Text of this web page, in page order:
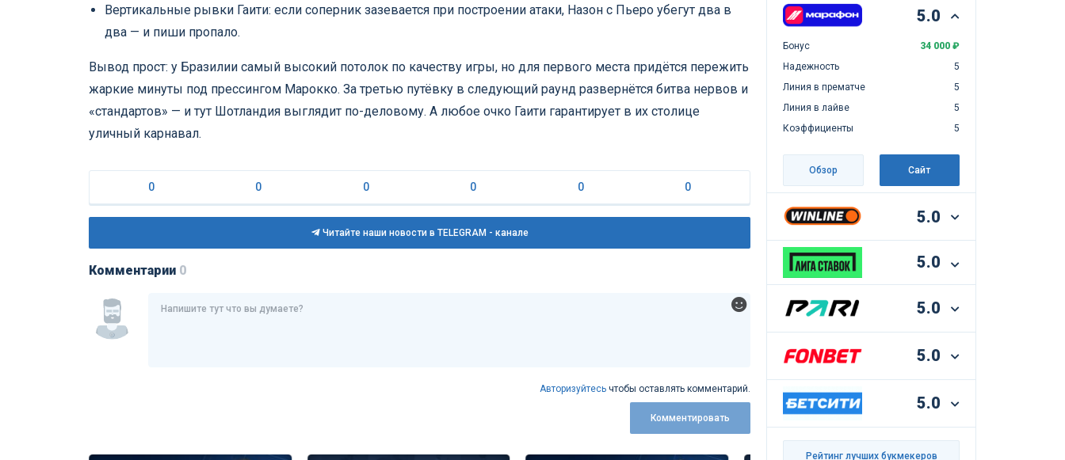
Вертикальные рывки Гаити: если соперник зазевается при построении атаки, Назон с Пьеро убегут два в
два — и пиши пропало.
Вывод прост: у Бразилии самый высокий потолок по качеству игры, но для первого места придётся пережить
жаркие минуты под прессингом Марокко. За третью путёвку в следующий раунд развернётся битва нервов и
«стандартов» — и тут Шотландия выглядит по-деловому. А любое очко Гаити гарантирует в их столице
уличный карнавал.
0 0 0 0 0 0
Читайте наши новости в TELEGRAM - канале
Комментарии 0
Авторизуйтесь чтобы оставлять комментарий.
Комментировать
5.0
Бонус
34 000 ₽
Надежность
5
Линия в прематче
5
Линия в лайве
5
Коэффициенты
5
Обзор Сайт
5.0
5.0
5.0
5.0
5.0
Рейтинг лучших букмекеров